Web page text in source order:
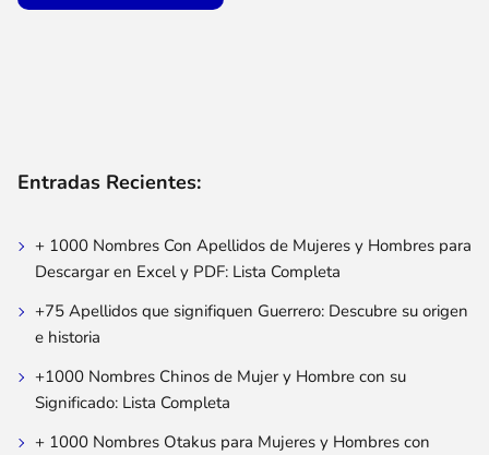
Entradas Recientes:
+ 1000 Nombres Con Apellidos de Mujeres y Hombres para
Descargar en Excel y PDF: Lista Completa
+75 Apellidos que signifiquen Guerrero: Descubre su origen
e historia
+1000 Nombres Chinos de Mujer y Hombre con su
Significado: Lista Completa
+ 1000 Nombres Otakus para Mujeres y Hombres con